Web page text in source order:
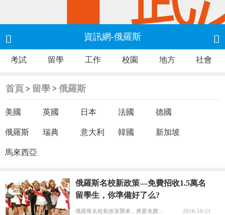
 資訊網-俄羅斯 
考試 留學 工作 校園 地方 社會
首頁 > 留學 >俄羅斯
美國 英國 日本 法國 德國
俄羅斯 瑞典 意大利 韓國 新加坡
馬來西亞
俄羅斯名校新政策—免費招收1.5萬名
留學生，你準備好了么?
2016-10-21